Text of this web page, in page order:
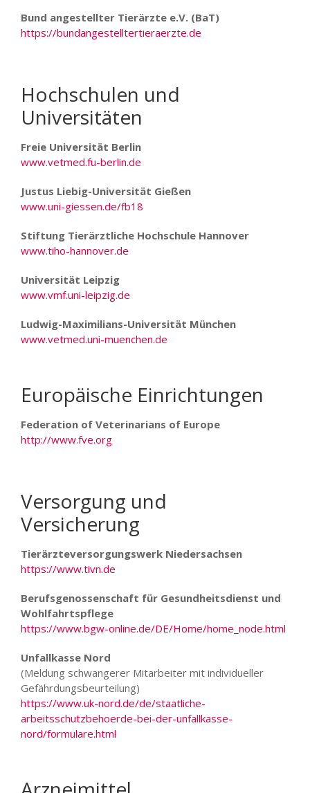
Bund angestellter Tierärzte e.V. (BaT)
https://bundangestelltertieraerzte.de
Hochschulen und
Universitäten
Freie Universität Berlin
www.vetmed.fu-berlin.de
Justus Liebig-Universität Gießen
www.uni-giessen.de/fb18
Stiftung Tierärztliche Hochschule Hannover
www.tiho-hannover.de
Universität Leipzig
www.vmf.uni-leipzig.de
Ludwig-Maximilians-Universität München
www.vetmed.uni-muenchen.de
Europäische Einrichtungen
Federation of Veterinarians of Europe
http://www.fve.org
Versorgung und
Versicherung
Tierärzteversorgungswerk Niedersachsen
https://www.tivn.de
Berufsgenossenschaft für Gesundheitsdienst und
Wohlfahrtspflege
https://www.bgw-online.de/DE/Home/home_node.html
Unfallkasse Nord
(Meldung schwangerer Mitarbeiter mit individueller
Gefährdungsbeurteilung)
https://www.uk-nord.de/de/staatliche-
arbeitsschutzbehoerde-bei-der-unfallkasse-
nord/formulare.html